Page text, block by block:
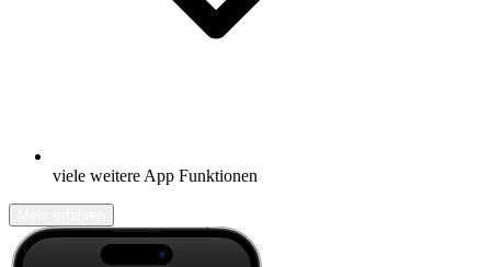
viele weitere App Funktionen